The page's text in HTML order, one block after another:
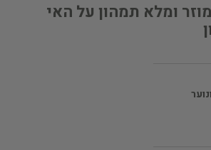
ומלא תמהון על האי